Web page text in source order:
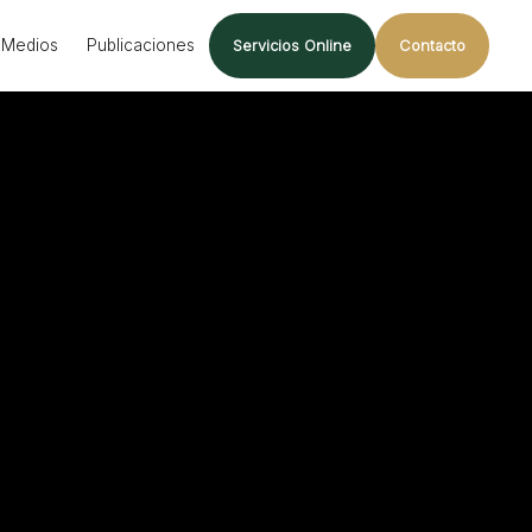
Medios Publicaciones Servicios Online Contacto